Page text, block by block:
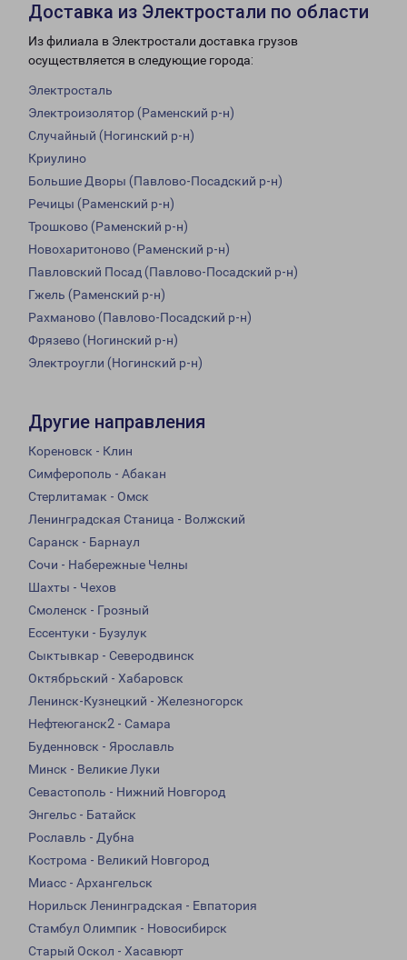
Доставка из Электростали по области
Из филиала в Электростали доставка грузов
осуществляется в следующие города:
Электросталь
Электроизолятор (Раменский р-н)
Случайный (Ногинский р-н)
Криулино
Большие Дворы (Павлово-Посадский р-н)
Речицы (Раменский р-н)
Трошково (Раменский р-н)
Новохаритоново (Раменский р-н)
Павловский Посад (Павлово-Посадский р-н)
Гжель (Раменский р-н)
Рахманово (Павлово-Посадский р-н)
Фрязево (Ногинский р-н)
Электроугли (Ногинский р-н)
Другие направления
Кореновск - Клин
Симферополь - Абакан
Стерлитамак - Омск
Ленинградская Станица - Волжский
Саранск - Барнаул
Сочи - Набережные Челны
Шахты - Чехов
Смоленск - Грозный
Ессентуки - Бузулук
Сыктывкар - Северодвинск
Октябрьский - Хабаровск
Ленинск-Кузнецкий - Железногорск
Нефтеюганск2 - Самара
Буденновск - Ярославль
Минск - Великие Луки
Севастополь - Нижний Новгород
Энгельс - Батайск
Рославль - Дубна
Кострома - Великий Новгород
Миасс - Архангельск
Норильск Ленинградская - Евпатория
Стамбул Олимпик - Новосибирск
Старый Оскол - Хасавюрт